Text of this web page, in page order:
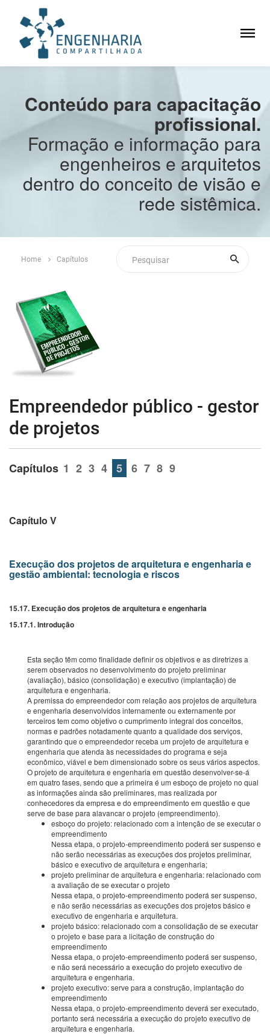
Conteúdo para capacitação
profissional.
Formação e informação para
engenheiros e arquitetos
dentro do conceito de visão e
rede sistêmica.
Home Capítulos
Empreendedor público - gestor
de projetos
Capítulos 1 2 3 4 5 6 7 8 9
Capítulo V
Execução dos projetos de arquitetura e engenharia e
gestão ambiental: tecnologia e riscos
15.17. Execução dos projetos de arquitetura e engenharia
15.17.1. Introdução
Esta seção têm como finalidade definir os objetivos e as diretrizes a
serem observados no desenvolvimento do projeto preliminar
(avaliação), básico (consolidação) e executivo (implantação) de
arquitetura e engenharia.
A premissa do empreendedor com relação aos projetos de arquitetura
e engenharia desenvolvidos internamente ou externamente por
terceiros tem como objetivo o cumprimento integral dos conceitos,
normas e padrões notadamente quanto a qualidade dos serviços,
garantindo que o empreendedor receba um projeto de arquitetura e
engenharia que atenda às necessidades do programa e seja
econômico, viável e bem dimensionado sobre os seus vários aspectos.
O projeto de arquitetura e engenharia em questão desenvolver-se-á
em quatro fases, sendo que a primeira é um esboço de projeto no qual
as informações ainda são preliminares, mas realizada por
conhecedores da empresa e do empreendimento em questão e que
serve de base para alavancar o projeto (empreendimento).
esboço do projeto: relacionado com a intenção de se executar o
empreendimento
Nessa etapa, o projeto-empreendimento poderá ser suspenso e
não serão necessárias as execuções dos projetos preliminar,
básico e executivo de arquitetura e engenharia;
projeto preliminar de arquitetura e engenharia: relacionado com
a avaliação de se executar o projeto
Nessa etapa, o projeto-empreendimento poderá ser suspenso,
e não serão necessárias as execuções dos projetos básico e
executivo de engenharia e arquitetura.
projeto básico: relacionado com a consolidação de se executar
o projeto e base para a licitação de construção do
empreendimento
Nessa etapa, o projeto-empreendimento poderá ser suspenso,
e não será necessário a execução do projeto executivo de
arquitetura e engenharia.
projeto executivo: serve para a construção, implantação do
empreendimento
Nessa etapa, o projeto-empreendimento deverá ser executado,
portanto será necessária a execução do projeto executivo de
arquitetura e engenharia.